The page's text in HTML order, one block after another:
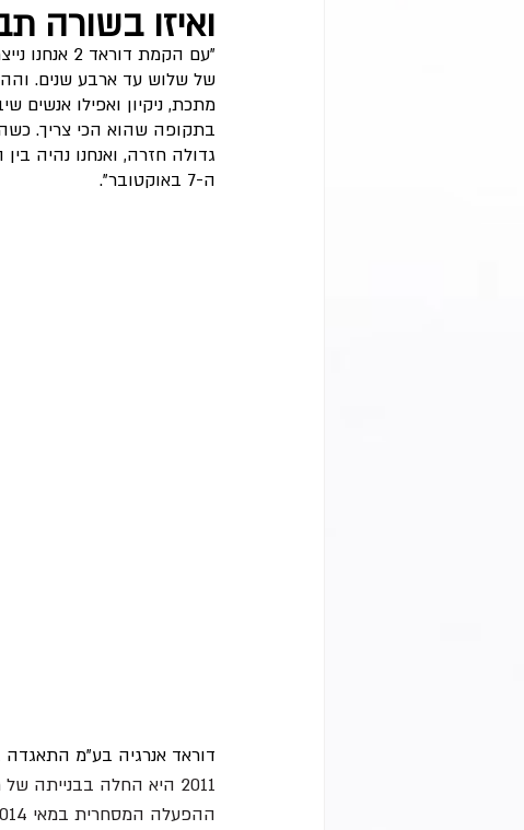
ואיזו בשורה
של שלוש עד ארבע שנים.
מתכת, ניקיון ואפילו אנשים
בתקופה שהוא הכי צריך.
גדולה חזרה, ואנחנו נהיה
ה-7 באוקטובר".
דוראד אנרגיה בע"מ התאגדה בשנת 2002 במטרה לעסוק בייצור חשמל ואספקתו
2011 היא החלה
ההפעלה המסחרית במאי 2014, והחברה יצאה לדרך